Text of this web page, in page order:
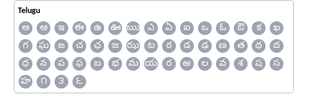
Telugu
అ ఆ ఇ ఈ ఉ ఊ ఋ ఎ ఏ ఐ ఒ ఓ ఔ క
ఖ
గ
ఘ ఙ చ ఛ జ ఝ ట ఠ డ ఢ ణ త థ
ద
ధ
న ప ఫ బ భ మ య ర ఱ ల వ శ ష
స
హ
౧ ౩ ౬